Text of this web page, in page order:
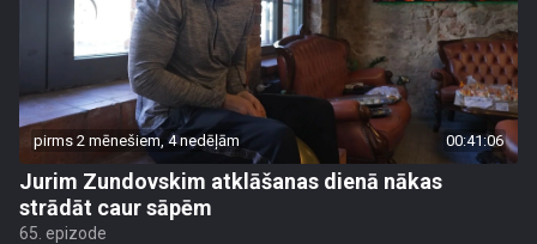
pirms 2 mēnešiem, 4 nedēļām 00:41:06
Jurim Zundovskim atklāšanas dienā nākas
strādāt caur sāpēm
65. epizode